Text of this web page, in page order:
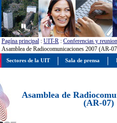
Pagína principal : UIT-R : Conferencias y
Asamblea de Radiocomunicaciones 2007 (AR-
Asamblea de
(AR-07)
Sectores de la UIT Sala de prensa